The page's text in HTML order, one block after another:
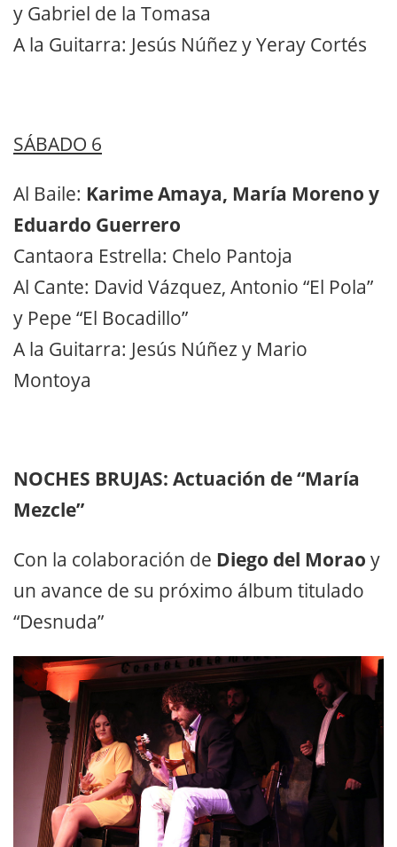
y Gabriel de la Tomasa
A la Guitarra: Jesús Núñez y Yeray Cortés
SÁBADO 6
Al Baile: Karime Amaya, María Moreno y
Eduardo Guerrero
Cantaora Estrella: Chelo Pantoja
Al Cante: David Vázquez, Antonio “El Pola”
y Pepe “El Bocadillo”
A la Guitarra: Jesús Núñez y Mario
Montoya
NOCHES BRUJAS: Actuación de “María
Mezcle”
Con la colaboración de Diego del Morao y
un avance de su próximo álbum titulado
“Desnuda”